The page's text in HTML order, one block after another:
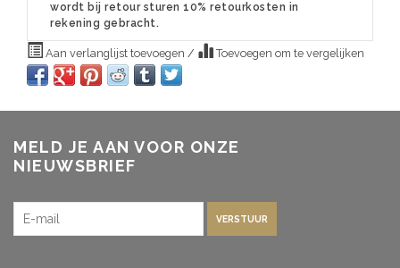
wordt bij retour sturen 10% retourkosten in
rekening gebracht.
Aan verlanglijst toevoegen / Toevoegen om te vergelijken
MELD JE AAN VOOR ONZE
NIEUWSBRIEF
VERSTUUR